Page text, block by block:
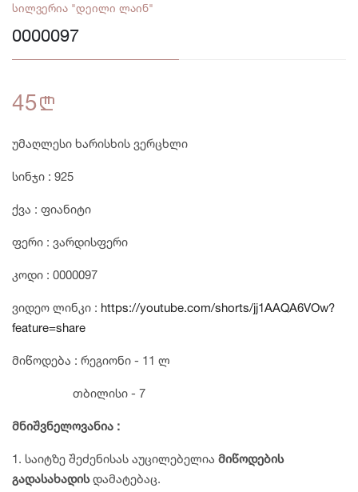
სილვერია "დეილი ლაინ"
0000097
45n
უმაღლესი ხარისხის ვერცხლი
სინჯი : 925
ქვა : ფიანიტი
ფერი : ვარდისფერი
კოდი : 0000097
ვიდეო ლინკი : https://youtube.com/shorts/jj1AAQA6VOw?
feature=share
მიწოდება : რეგიონი - 11 ლ
თბილისი - 7
მნიშვნელოვანია :
1. საიტზე შეძენისას აუცილებელია მიწოდების
გადასახადის დამატებაც.